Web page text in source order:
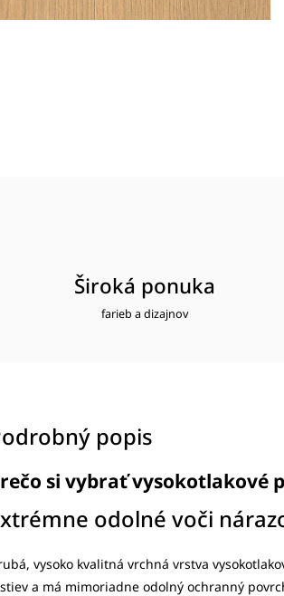
Široká ponuka
farieb a dizajnov
popis
si vybrať vysokotlakové
odolné voči
vysoko kvalitná vrchná vrstva
a má mimoriadne odolný ochranný